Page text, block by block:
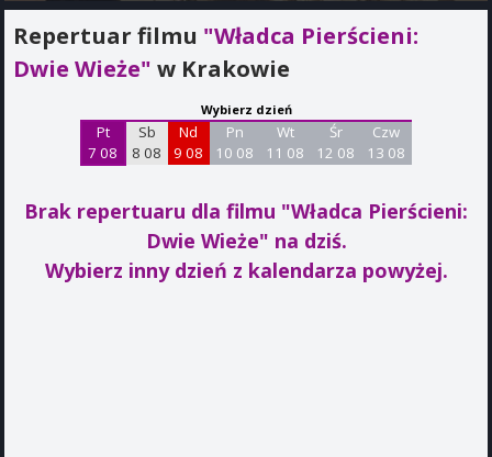
Repertuar filmu "Władca Pierścieni:
Dwie Wieże" w Krakowie
Wybierz dzień
Pt
7 08
Sb
8 08
Nd
9 08
Pn
10 08
Wt
11 08
Śr
12 08
Czw
13 08
Brak repertuaru dla filmu "Władca Pierścieni:
Dwie Wieże" na dziś.
Wybierz inny dzień z kalendarza powyżej.